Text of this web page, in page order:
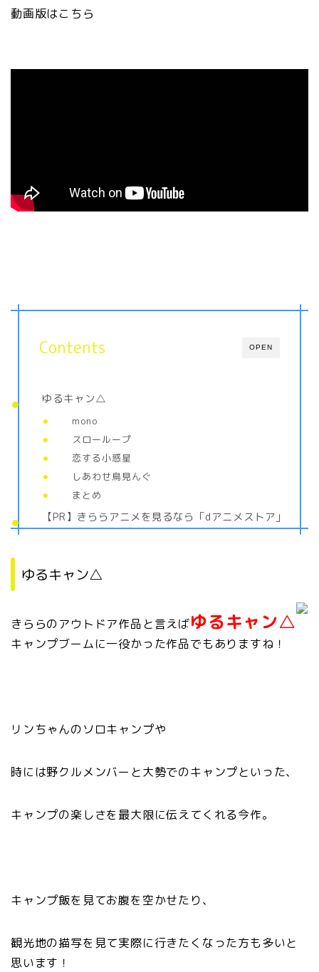
動画版はこちら
OPEN
Contents
ゆるキャン△
mono
スローループ
恋する小惑星
しあわせ鳥見んぐ
まとめ
【PR】きららアニメを見るなら「dアニメストア」
ゆるキャン△
きららのアウトドア作品と言えばゆるキャン△
キャンプブームに一役かった作品でもありますね！
リンちゃんのソロキャンプや
時には野クルメンバーと大勢でのキャンプといった、
キャンプの楽しさを最大限に伝えてくれる今作。
キャンプ飯を見てお腹を空かせたり、
観光地の描写を見て実際に行きたくなった方も多いと
思います！